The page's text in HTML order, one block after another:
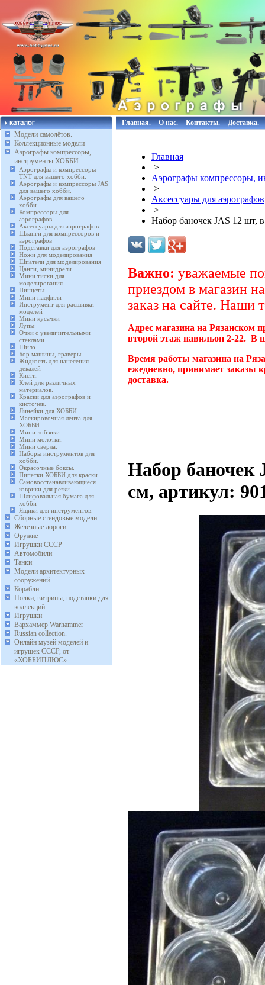
Модели самолётов.
Коллекционные модели
Аэрографы компрессоры,
инструменты ХОББИ.
Аэрографы и компрессоры
TNT для вашего хобби.
Аэрографы и компрессоры JAS
для вашего хобби.
Аэрографы для вашего
хобби
Компрессоры для
аэрографов
Аксессуары для аэрографов
Шланги для компрессоров и
аэрографов
Подставки для аэрографов
Ножи для моделирования
Шпатели для моделирования
Цанги, минидрели
Мини тиски для
моделирования
Пинцеты
Мини надфили
Инструмент для расшивки
моделей
Мини кусачки
Лупы
Очки с увеличительными
стеклами
Шило
Бор машины, граверы.
Жидкость для нанесения
декалей
Кисти.
Клей для различных
материалов.
Краски для аэрографов и
кисточек.
Линейки для ХОББИ
Маскировочная лента для
ХОББИ
Мини лобзики
Мини молотки.
Мини сверла.
Наборы инструментов для
хобби.
Окрасочные боксы.
Пипетки ХОББИ для краски
Самовосстанавливающиеся
коврики для резки.
Шлифовальная бумага для
хобби
Ящики для инструментов.
Сборные стендовые модели.
Железные дороги
Оружие
Игрушки СССР
Автомобили
Танки
Модели архитектурных
сооружений.
Корабли
Полки, витрины, подставки для
коллекций.
Игрушки
Вархаммер Warhammer
Russian collection.
Онлайн музей моделей и
игрушек СССР, от
«ХОББИПЛЮС»
Главная. О нас. Контакты. Доставка.
Главная
>
Аэрографы компрессоры,
>
Аксессуары для аэрографов
>
Набор баночек JAS 12 шт,
Важно: уважаемые
приездом в магазин
заказ на сайте. Наши
Адрес магазина на Рязанском
второй этаж павильон 2-22. В
Время работы магазина на
ежедневно, принимает заказы
доставка.
Набор баночек
см, артикул: